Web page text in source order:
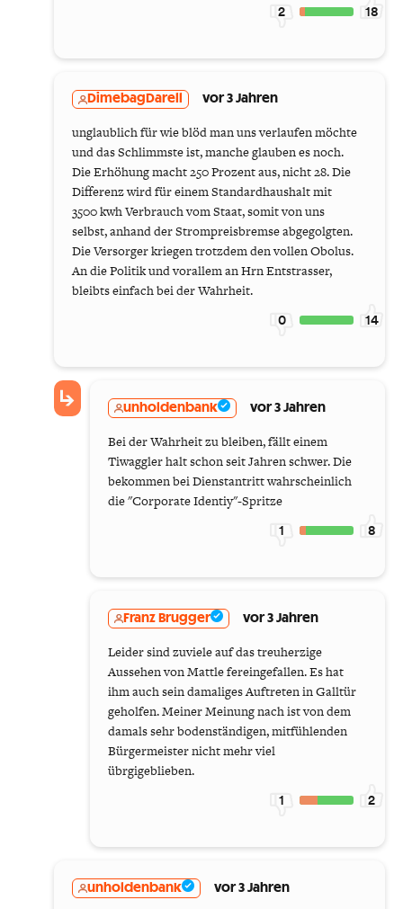
2 18
DimebagDarell vor 3 Jahren
unglaublich für wie blöd man uns verlaufen möchte
und das Schlimmste ist, manche glauben es noch.
Die Erhöhung macht 250 Prozent aus, nicht 28. Die
Differenz wird für einem Standardhaushalt mit
3500 kwh Verbrauch vom Staat, somit von uns
selbst, anhand der Strompreisbremse abgegolgten.
Die Versorger kriegen trotzdem den vollen Obolus.
An die Politik und vorallem an Hrn Entstrasser,
bleibts einfach bei der Wahrheit.
0 14
unholdenbank vor 3 Jahren
Bei der Wahrheit zu bleiben, fällt einem
Tiwaggler halt schon seit Jahren schwer. Die
bekommen bei Dienstantritt wahrscheinlich
die "Corporate Identiy"-Spritze
1 8
Franz Brugger vor 3 Jahren
Leider sind zuviele auf das treuherzige
Aussehen von Mattle fereingefallen. Es hat
ihm auch sein damaliges Auftreten in Galltür
geholfen. Meiner Meinung nach ist von dem
damals sehr bodenständigen, mitfühlenden
Bürgermeister nicht mehr viel
übrgigeblieben.
1 2
unholdenbank vor 3 Jahren